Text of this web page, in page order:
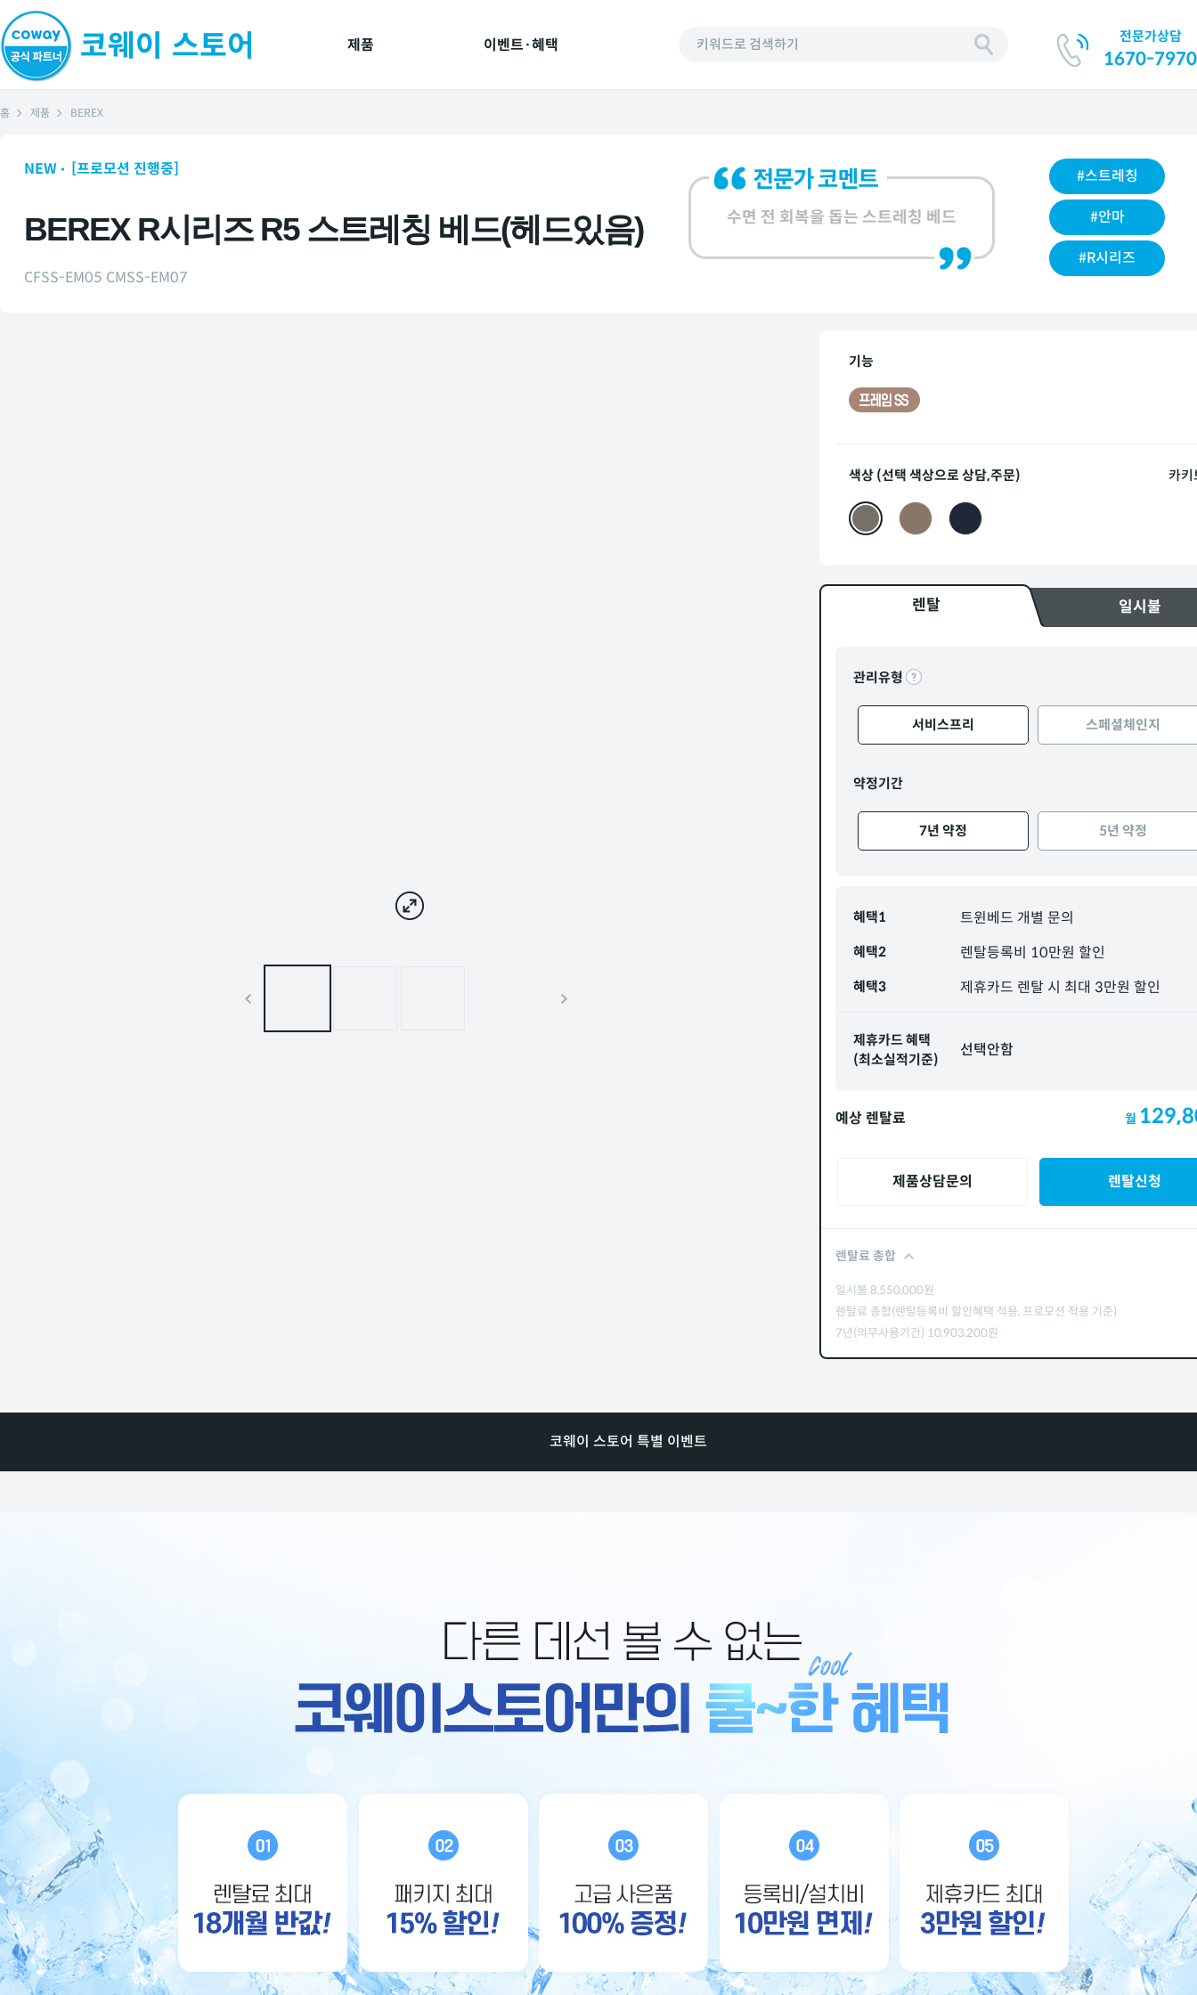
제품 이벤트·혜택 키워드로 검색하기 전문가상담
1670-7970
홈 제품 BEREX
NEW [프로모션 진행중]
BEREX R시리즈 R5 스트레칭 베드(헤드있음)
CFSS-EM05 CMSS-EM07
수면 전 회복을 돕는 스트레칭 베드
#스트레칭
#안마
#R시리즈
기능
색상 (선택 색상으로 상담,주문) 카
렌탈 일시불
관리유형
서비스프리 스페셜체인지
약정기간
7년 약정 5년 약정
혜택1 트윈베드 개별 문의
혜택2 렌탈등록비 10만원 할인
혜택3 제휴카드 렌탈 시 최대 3만원 할인
제휴카드 혜택
(최소실적기준)
선택안함
예상 렌탈료 월
제품상담문의 렌탈신청
렌탈료 총합
일시불 8,550,000원
렌탈료 총합(렌탈등록비 할인혜택 적용, 프로모션 적용 기준)
7년(의무사용기간) 10,903,200원
코웨이 스토어 특별 이벤트